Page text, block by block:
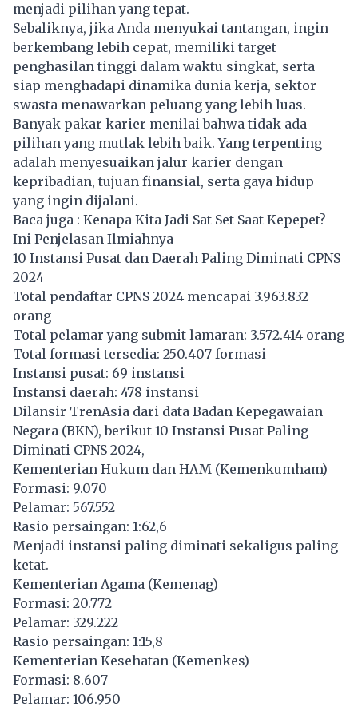
menjadi pilihan yang tepat.
Sebaliknya, jika Anda menyukai tantangan, ingin
berkembang lebih cepat, memiliki target
penghasilan tinggi dalam waktu singkat, serta
siap menghadapi dinamika dunia kerja, sektor
swasta menawarkan peluang yang lebih luas.
Banyak pakar karier menilai bahwa tidak ada
pilihan yang mutlak lebih baik. Yang terpenting
adalah menyesuaikan jalur karier dengan
kepribadian, tujuan finansial, serta gaya hidup
yang ingin dijalani.
Baca juga : Kenapa Kita Jadi Sat Set Saat Kepepet?
Ini Penjelasan Ilmiahnya
10 Instansi Pusat dan Daerah Paling Diminati CPNS
2024
Total pendaftar CPNS 2024 mencapai 3.963.832
orang
Total pelamar yang submit lamaran: 3.572.414 orang
Total formasi tersedia: 250.407 formasi
Instansi pusat: 69 instansi
Instansi daerah: 478 instansi
Dilansir TrenAsia dari data Badan Kepegawaian
Negara (BKN), berikut 10 Instansi Pusat Paling
Diminati CPNS 2024,
Kementerian Hukum dan HAM (Kemenkumham)
Formasi: 9.070
Pelamar: 567.552
Rasio persaingan: 1:62,6
Menjadi instansi paling diminati sekaligus paling
ketat.
Kementerian Agama (Kemenag)
Formasi: 20.772
Pelamar: 329.222
Rasio persaingan: 1:15,8
Kementerian Kesehatan (Kemenkes)
Formasi: 8.607
Pelamar: 106.950